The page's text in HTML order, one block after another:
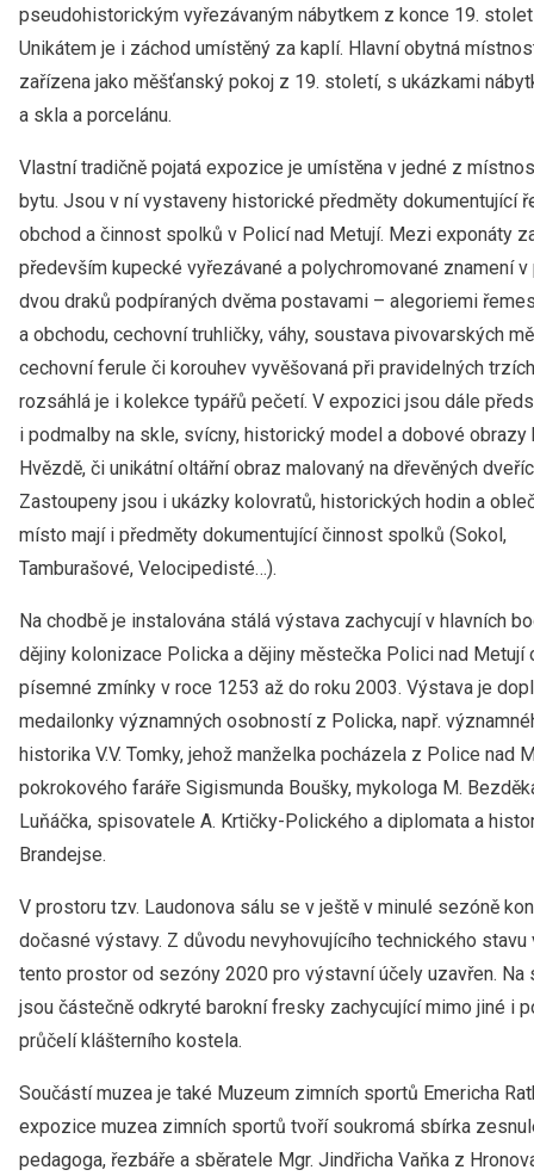
pseudohistorickým vyřezávaným nábytkem z konce 19.
Unikátem je i záchod umístěný za kaplí. Hlavní obytná
zařízena jako měšťanský pokoj z 19. století, s ukázkami
a skla a porcelánu.
Vlastní tradičně pojatá expozice je umístěna v jedné z
bytu. Jsou v ní vystaveny historické předměty dokumentující
obchod a činnost spolků v Policí nad Metují. Mezi exponáty
především kupecké vyřezávané a polychromované znamení v
dvou draků podpíraných dvěma postavami – alegoriemi
a obchodu, cechovní truhličky, váhy, soustava pivovarských
cechovní ferule či korouhev vyvěšovaná při pravidelných
rozsáhlá je i kolekce typářů pečetí. V expozici jsou dále
i podmalby na skle, svícny, historický model a dobové obrazy
Hvězdě, či unikátní oltářní obraz malovaný na dřevěných
Zastoupeny jsou i ukázky kolovratů, historických hodin a
místo mají i předměty dokumentující činnost spolků (Sokol,
Tamburašové, Velocipedisté…).
Na chodbě je instalována stálá výstava zachycují v hlavních
dějiny kolonizace Policka a dějiny městečka Polici nad Metují
písemné zmínky v roce 1253 až do roku 2003. Výstava je
medailonky významných osobností z Policka, např.
historika V.V. Tomky, jehož manželka pocházela z Police nad
pokrokového faráře Sigismunda Boušky, mykologa M.
Luňáčka, spisovatele A. Krtičky-Polického a diplomata a
Brandejse.
V prostoru tzv. Laudonova sálu se v ještě v minulé sezóně
dočasné výstavy. Z důvodu nevyhovujícího technického stavu
tento prostor od sezóny 2020 pro výstavní účely uzavřen. Na
jsou částečně odkryté barokní fresky zachycující mimo jiné i
průčelí klášterního kostela.
Součástí muzea je také Muzeum zimních sportů Emericha
expozice muzea zimních sportů tvoří soukromá sbírka
pedagoga, řezbáře a sběratele Mgr. Jindřicha Vaňka z